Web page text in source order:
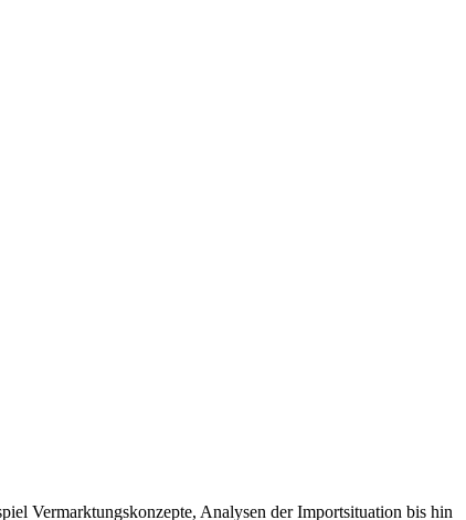
Vermarktungskonzepte, Analysen der Importsituation bis hin